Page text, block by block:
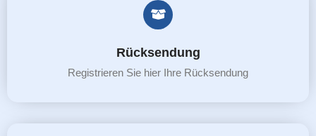
Rücksendung
Registrieren Sie hier Ihre Rücksendung